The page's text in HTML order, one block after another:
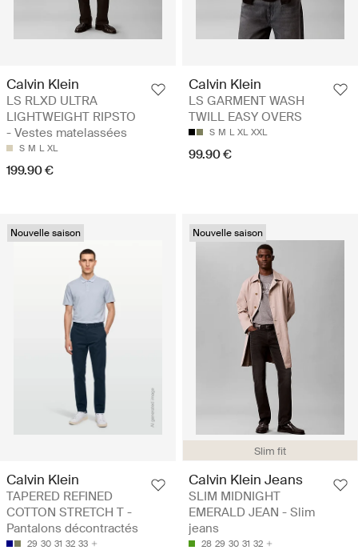
Calvin Klein
LS RLXD ULTRA
LIGHTWEIGHT RIPSTO
- Vestes matelassées
S M L XL
199.90 €
Calvin Klein
LS GARMENT WASH
TWILL EASY OVERS
S M L XL XXL
99.90 €
Nouvelle saison
Calvin Klein
TAPERED REFINED
COTTON STRETCH T -
Pantalons décontractés
29 30 31 32 33
Slim fit
Nouvelle saison
Calvin Klein Jeans
SLIM MIDNIGHT
EMERALD JEAN - Slim
jeans
28 29 30 31 32